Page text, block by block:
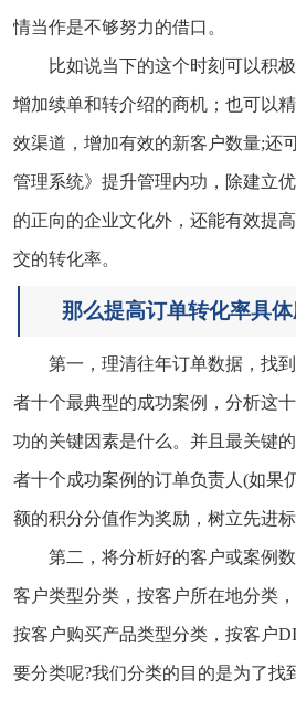
情当作是不够努力的借口。
比如说当下的这个时刻可以积极
增加续单和转介绍的商机；也可以
效渠道，增加有效的新客户数量;还
管理系统》提升管理内功，除建立
的正向的企业文化外，还能有效提
交的转化率。
那么提高订单转化率具体
第一，理清往年订单数据，找到
者十个最典型的成功案例，分析这
功的关键因素是什么。并且最关键
者十个成功案例的订单负责人(如果
额的积分分值作为奖励，树立先进标
第二，将分析好的客户或案例数
客户类型分类，按客户所在地分类
按客户购买产品类型分类，按客户
要分类呢?我们分类的目的是为了找